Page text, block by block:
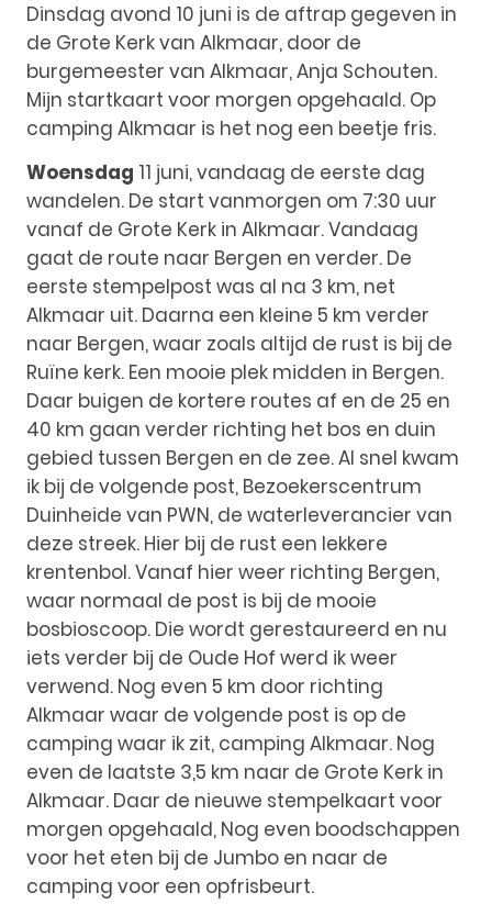
Dinsdag avond 10 juni is de aftrap gegeven in
de Grote Kerk van Alkmaar, door de
burgemeester van Alkmaar, Anja Schouten.
Mijn startkaart voor morgen opgehaald. Op
camping Alkmaar is het nog een beetje fris.
Woensdag 11 juni, vandaag de eerste dag
wandelen. De start vanmorgen om 7:30 uur
vanaf de Grote Kerk in Alkmaar. Vandaag
gaat de route naar Bergen en verder. De
eerste stempelpost was al na 3 km, net
Alkmaar uit. Daarna een kleine 5 km verder
naar Bergen, waar zoals altijd de rust is bij de
Ruïne kerk. Een mooie plek midden in Bergen.
Daar buigen de kortere routes af en de 25 en
40 km gaan verder richting het bos en duin
gebied tussen Bergen en de zee. Al snel kwam
ik bij de volgende post, Bezoekerscentrum
Duinheide van PWN, de waterleverancier van
deze streek. Hier bij de rust een lekkere
krentenbol. Vanaf hier weer richting Bergen,
waar normaal de post is bij de mooie
bosbioscoop. Die wordt gerestaureerd en nu
iets verder bij de Oude Hof werd ik weer
verwend. Nog even 5 km door richting
Alkmaar waar de volgende post is op de
camping waar ik zit, camping Alkmaar. Nog
even de laatste 3,5 km naar de Grote Kerk in
Alkmaar. Daar de nieuwe stempelkaart voor
morgen opgehaald, Nog even boodschappen
voor het eten bij de Jumbo en naar de
camping voor een opfrisbeurt.